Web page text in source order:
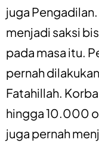
juga
menjadi saksi
pada masa itu.
pernah
Fatahillah.
hingga 10.000
juga pernah